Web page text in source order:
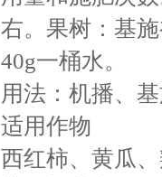
右。果树：基
40g一桶水。
用法：机播、
适用作物
西红柿、黄瓜